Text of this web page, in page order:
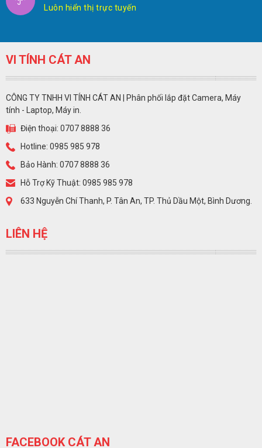
Luôn hiển thị trực tuyến
VI TÍNH CÁT AN
CÔNG TY TNHH VI TÍNH CÁT AN | Phân phối lắp đặt Camera, Máy
tính - Laptop, Máy in.
Điện thoại: 0707 8888 36
Hotline: 0985 985 978
Bảo Hành: 0707 8888 36
Hỗ Trợ Kỹ Thuật: 0985 985 978
633 Nguyễn Chí Thanh, P. Tân An, TP. Thủ Dầu Một, Bình Dương.
LIÊN HỆ
FACEBOOK CÁT AN